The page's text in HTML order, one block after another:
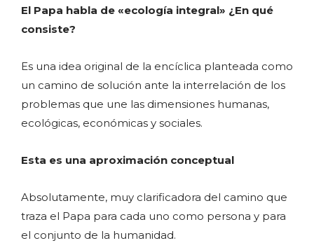
El Papa habla de «ecología integral» ¿En qué
consiste?
Es una idea original de la encíclica planteada como
un camino de solución ante la interrelación de los
problemas que une las dimensiones humanas,
ecológicas, económicas y sociales.
Esta es una aproximación conceptual
Absolutamente, muy clarificadora del camino que
traza el Papa para cada uno como persona y para
el conjunto de la humanidad.